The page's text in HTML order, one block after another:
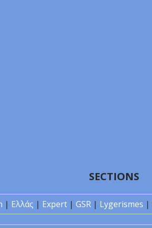
SECTIONS
| Ελλάς | Expert | GSR | Lygerismes |